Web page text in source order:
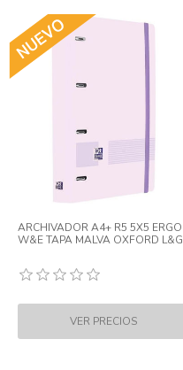
ARCHIVADOR A4+ R5 5X5 ERGO
W&E TAPA MALVA OXFORD L&G